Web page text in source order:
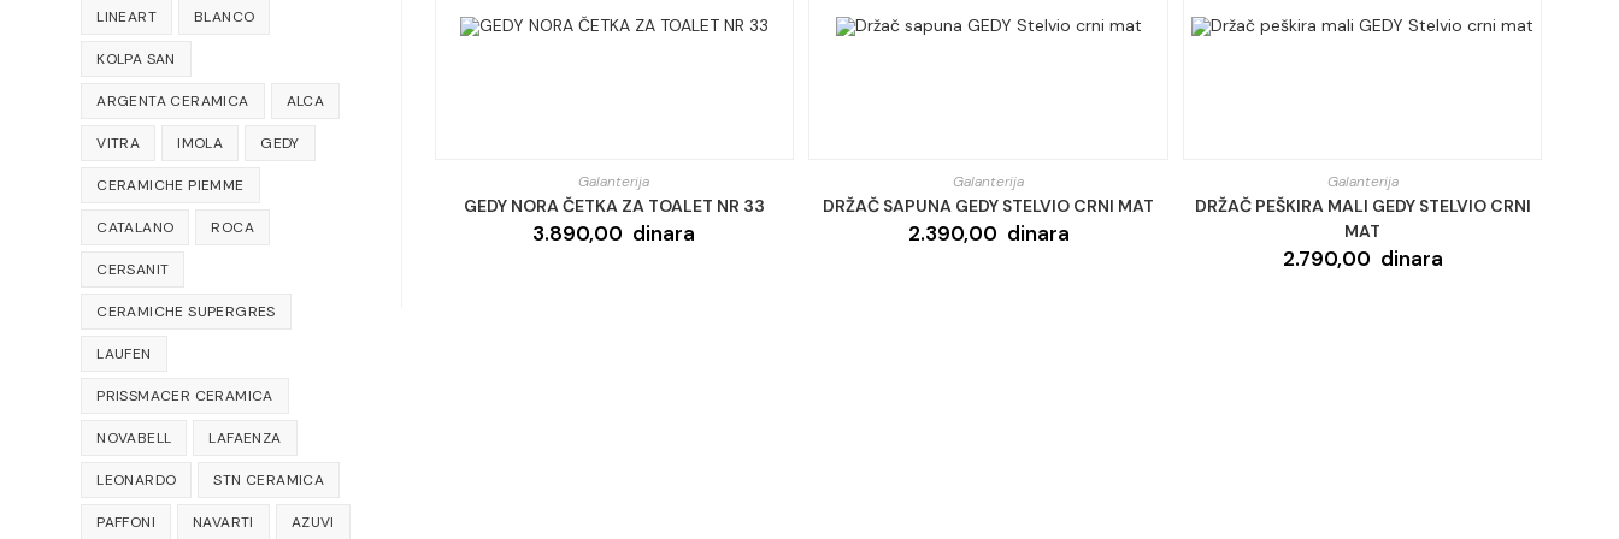
Galanterija
GEDY NORA ČETKA ZA TOALET NR 33
3.890,00 dinara
Galanterija
DRŽAČ SAPUNA GEDY STELVIO CRNI MAT
2.390,00 dinara
Galanterija
DRŽAČ PEŠKIRA MALI GEDY STELVIO CRNI
MAT
2.790,00 dinara
LINEART BLANCO
KOLPA SAN
ARGENTA CERAMICA ALCA
VITRA IMOLA GEDY
CERAMICHE PIEMME
CATALANO ROCA
CERSANIT
CERAMICHE SUPERGRES
LAUFEN
PRISSMACER CERAMICA
NOVABELL LAFAENZA
LEONARDO STN CERAMICA
PAFFONI NAVARTI AZUVI